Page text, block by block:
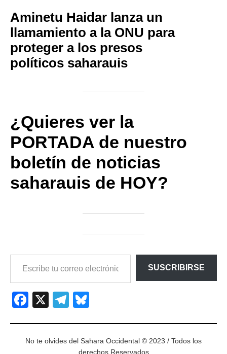
Aminetu Haidar lanza un
llamamiento a la ONU para
proteger a los presos
políticos saharauis
¿Quieres ver la
PORTADA de nuestro
boletín de noticias
saharauis de HOY?
SUSCRIBIRSE
Facebook
X Telegram
No te olvides del Sahara Occidental © 2023 / Todos los
derechos Reservados